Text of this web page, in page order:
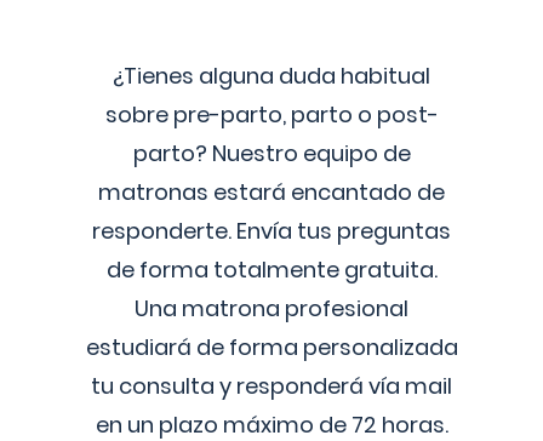
¿Tienes alguna duda habitual
sobre pre-parto, parto o post-
parto? Nuestro equipo de
matronas estará encantado de
responderte. Envía tus preguntas
de forma totalmente gratuita.
Una matrona profesional
estudiará de forma personalizada
tu consulta y responderá vía mail
en un plazo máximo de 72 horas.